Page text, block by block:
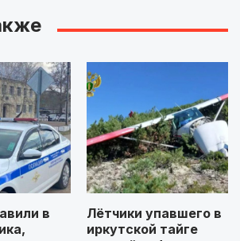
в
Лётчики упавшего в
иркутской тайге